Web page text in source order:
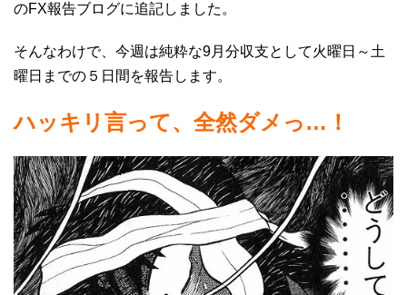
のFX報告ブログに追記しました。
そんなわけで、今週は純粋な9月分収支として火曜日～土
曜日までの５日間を報告します。
ハッキリ言って、全然ダメっ…！